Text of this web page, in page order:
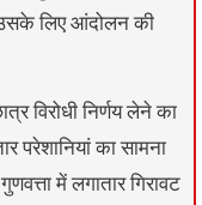
उसके लिए आंदोलन की
विरोधी निर्णय लेने का
परेशानियां का सामना
में लगातार गिरावट